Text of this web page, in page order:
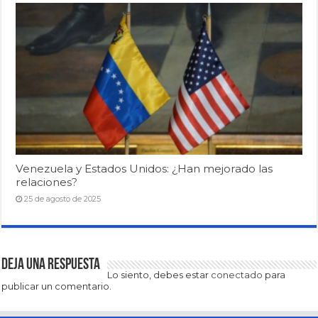
Venezuela y Estados Unidos: ¿Han mejorado las
relaciones?
25 de agosto de 2025
Deja una respuesta
Lo siento, debes estar conectado para
publicar un comentario.